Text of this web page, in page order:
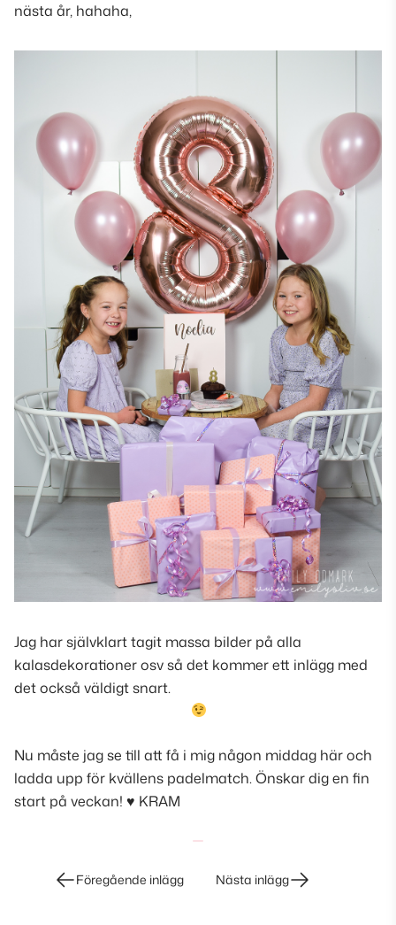
nästa år, hahaha,
Jag har självklart tagit massa bilder på alla
kalasdekorationer osv så det kommer ett inlägg med
det också väldigt snart.
Nu måste jag se till att få i mig någon middag här och
ladda upp för kvällens padelmatch. Önskar dig en fin
start på veckan! ♥ KRAM
InläggsnavigeringFöregående inlägg Nästa inlägg